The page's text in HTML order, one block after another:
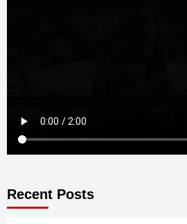
Recent Posts